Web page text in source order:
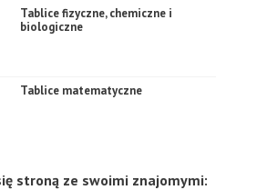
Tablice fizyczne, chemiczne i
biologiczne
Tablice matematyczne
stroną ze swoimi znajomymi: